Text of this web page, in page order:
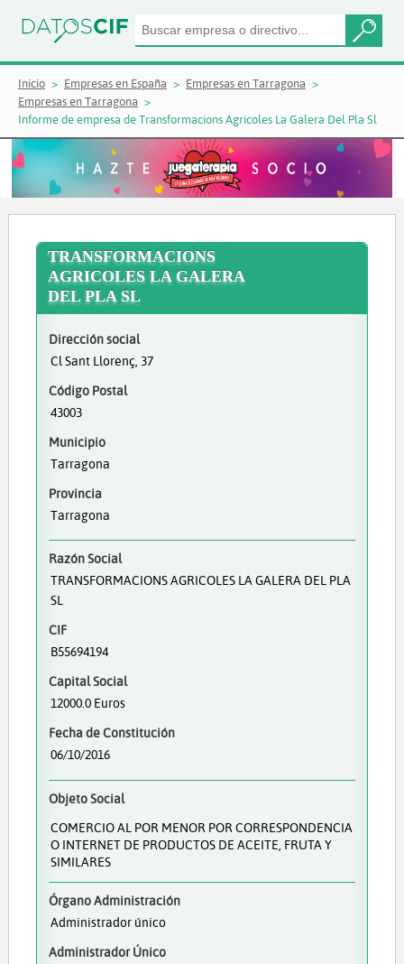
Inicio Empresas en España
Empresas en Tarragona
Empresas en Tarragona
Informe de empresa de Transformacions Agricoles La Galera Del Pla Sl
TRANSFORMACIONS
AGRICOLES LA GALERA
DEL PLA SL
Dirección social
Cl Sant Llorenç, 37
Código Postal
43003
Municipio
Tarragona
Provincia
Tarragona
Razón Social
TRANSFORMACIONS AGRICOLES LA GALERA DEL PLA
SL
CIF
B55694194
Capital Social
12000.0 Euros
Fecha de Constitución
06/10/2016
Objeto Social
COMERCIO AL POR MENOR POR CORRESPONDENCIA
O INTERNET DE PRODUCTOS DE ACEITE, FRUTA Y
SIMILARES
Órgano Administración
Administrador único
Administrador Único